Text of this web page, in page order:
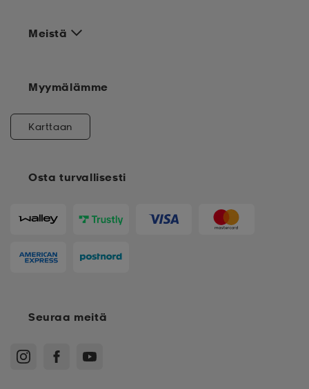
Meistä
Osta turvallisesti
Myymälämme
Karttaan
Seuraa meitä